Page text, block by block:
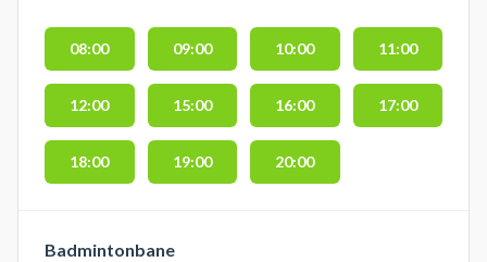
08:00 09:00 10:00 11:00
12:00 15:00 16:00 17:00
18:00 19:00 20:00
Badmintonbane